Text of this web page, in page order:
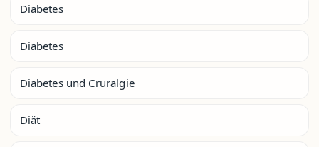
Diabetes
Diabetes
Diabetes und Cruralgie
Diät